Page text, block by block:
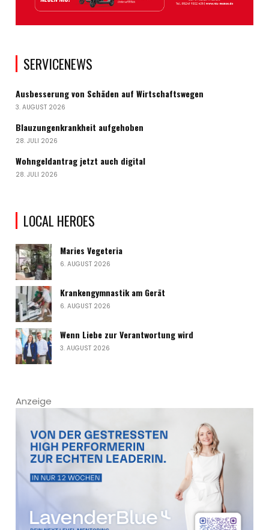
SERVICENEWS
Ausbesserung von Schäden auf Wirtschaftswegen
3. AUGUST 2026
Blauzungenkrankheit aufgehoben
28. JULI 2026
Wohngeldantrag jetzt auch digital
28. JULI 2026
LOCAL HEROES
Maries Vegeteria
6. AUGUST 2026
Krankengymnastik am Gerät
6. AUGUST 2026
Wenn Liebe zur Verantwortung wird
3. AUGUST 2026
Anzeige